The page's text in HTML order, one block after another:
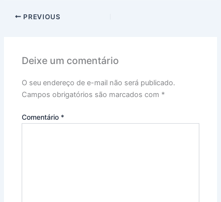
PREVIOUS
Deixe um comentário
O seu endereço de e-mail não será publicado.
Campos obrigatórios são marcados com *
Comentário *